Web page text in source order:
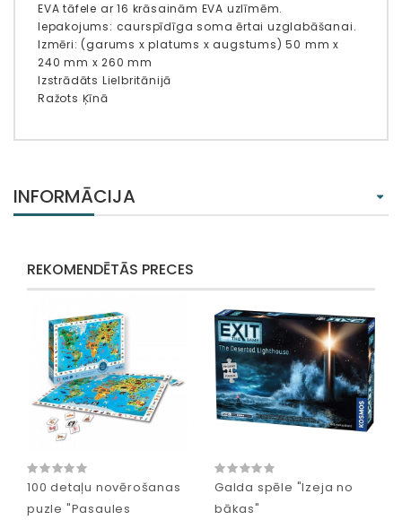
EVA tāfele ar 16 krāsainām EVA uzlīmēm.
Iepakojums: caurspīdīga soma ērtai uzglabāšanai.
Izmēri: (garums x platums x augstums) 50 mm x
240 mm x 260 mm
Izstrādāts Lielbritānijā
Ražots Ķīnā
INFORMĀCIJA
REKOMENDĒTĀS PRECES
100 detaļu novērošanas
puzle "Pasaules
Galda spēle "Izeja no
bākas"